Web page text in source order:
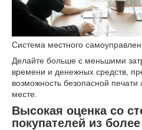
Система местного
Делайте больше с меньшими
времени и денежных средств,
возможность безопасной
месте.
Высокая оценка со
покупателей из